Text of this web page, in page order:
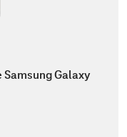
Samsung Galaxy